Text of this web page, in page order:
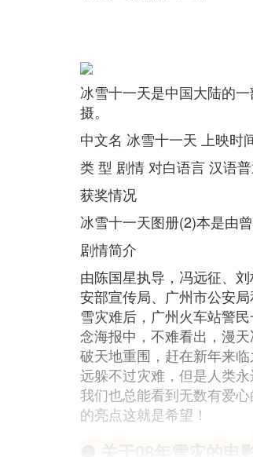
冰雪十一天是中国大陆的
摄。
中文名 冰雪十一天 上映时
类 型 剧情 对白语言 汉语
获奖情况
冰雪十一天图册(2)本是由
剧情简介
由陈国星执导，冯远征、
安部宣传局、广州市公安
雪灾难后，广州火车站警
念海报中，不难看出，漫
破天地重围，赶在新年来
远躲不过灾难，但是人类
我们也总能看到无数有爱
的亮点这就是希望！
❷ 关于08年雪灾的电